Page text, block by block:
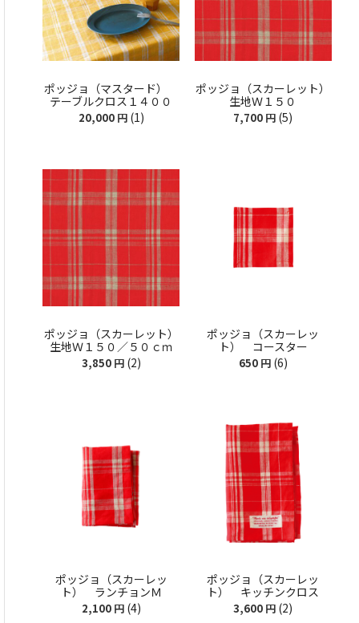
ポッジョ（マスタード）
テーブルクロス１４００
20,000 円 (1)
ポッジョ（スカーレット）
生地Ｗ１５０
7,700 円 (5)
ポッジョ（スカーレット）
生地Ｗ１５０／５０ｃｍ
3,850 円 (2)
ポッジョ（スカーレッ
ト） コースター
650 円 (6)
ポッジョ（スカーレッ
ト） ランチョンＭ
2,100 円 (4)
ポッジョ（スカーレッ
ト） キッチンクロス
3,600 円 (2)